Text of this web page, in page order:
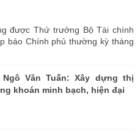
được Thứ trưởng Bộ Tài chính
báo Chính phủ thường kỳ tháng
Văn Tuấn: Xây dựng thị
khoán minh bạch, hiện đại